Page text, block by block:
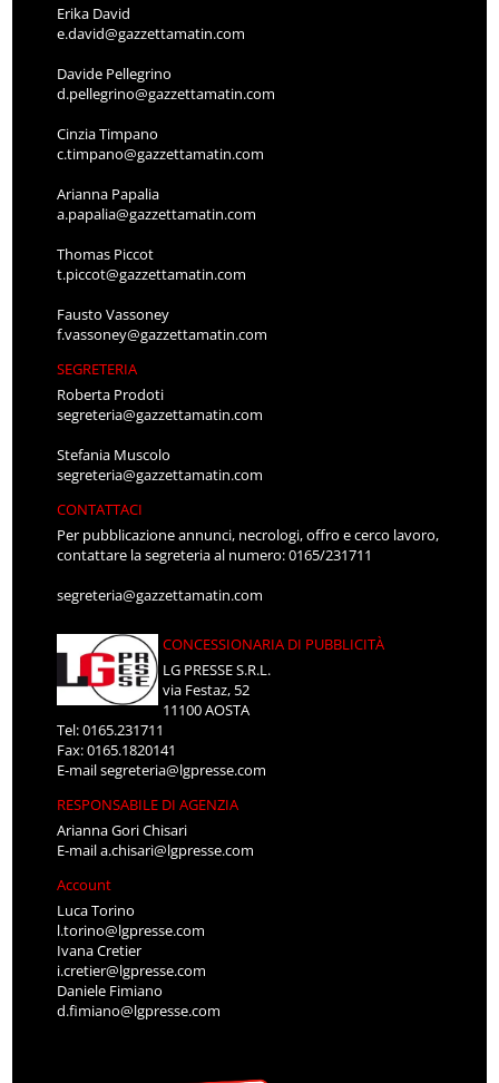
Erika David
e.david@gazzettamatin.com
Davide Pellegrino
d.pellegrino@gazzettamatin.com
Cinzia Timpano
c.timpano@gazzettamatin.com
Arianna Papalia
a.papalia@gazzettamatin.com
Thomas Piccot
t.piccot@gazzettamatin.com
Fausto Vassoney
f.vassoney@gazzettamatin.com
SEGRETERIA
Roberta Prodoti
segreteria@gazzettamatin.com
Stefania Muscolo
segreteria@gazzettamatin.com
CONTATTACI
Per pubblicazione annunci, necrologi, offro e cerco lavoro,
contattare la segreteria al numero: 0165/231711
segreteria@gazzettamatin.com
CONCESSIONARIA DI PUBBLICITÀ
LG PRESSE S.R.L.
via Festaz, 52
11100 AOSTA
Tel: 0165.231711
Fax: 0165.1820141
E-mailsegreteria@lgpresse.com
RESPONSABILE DI AGENZIA
Arianna Gori Chisari
E-maila.chisari@lgpresse.com
Account
Luca Torino
l.torino@lgpresse.com
Ivana Cretier
i.cretier@lgpresse.com
Daniele Fimiano
d.fimiano@lgpresse.com